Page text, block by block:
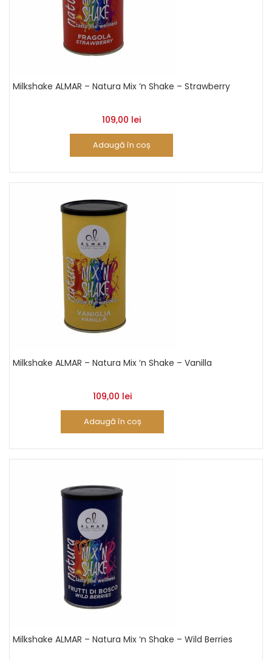
Milkshake ALMAR – Natura Mix ‘n Shake – Strawberry
109,00 lei
Adaugă în coș
Milkshake ALMAR – Natura Mix ‘n Shake – Vanilla
109,00 lei
Adaugă în coș
Milkshake ALMAR – Natura Mix ‘n Shake – Wild Berries